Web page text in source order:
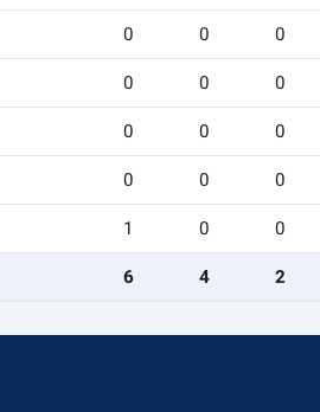
0
0
0
0
0
0
0
0
0
0
0
0
0
0
1
2
4
6